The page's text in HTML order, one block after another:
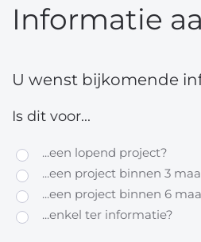
Informatie
U wenst bijkomende
Is dit voor...
...een lopend project?
...een project binnen 3
...een project binnen 6
...enkel ter informatie?